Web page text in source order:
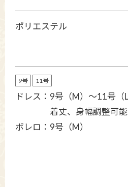
ポリエステル
9号 11号
ドレス：9号（M）～11号（
着丈、身幅調整可能（
ボレロ：9号（M）